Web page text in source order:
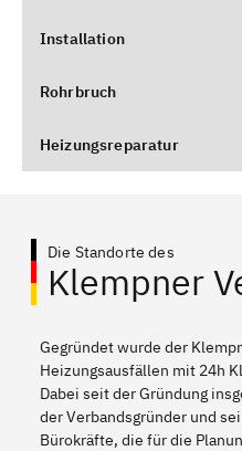
Installation
Rohrbruch
Heizungsreparatur
Die Standorte des
Klempner
Gegründet wurde der
Heizungsausfällen mit 24h
Dabei seit der Gründung
der Verbandsgründer und
Bürokräfte, die für die